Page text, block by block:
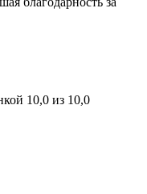
10,0 из 10,0